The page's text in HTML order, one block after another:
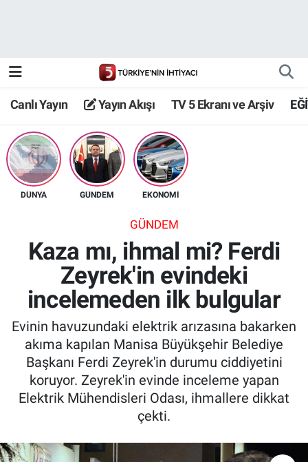
Canlı Yayın Yayın Akışı TV 5 Ekranı ve Arşiv
DÜNYA GÜNDEM EKONOMİ
GÜNDEM
Kaza mı, ihmal mi? Ferdi
Zeyrek'in evindeki
incelemeden ilk bulgular
Evinin havuzundaki elektrik arızasına bakarken
akıma kapılan Manisa Büyükşehir Belediye
Başkanı Ferdi Zeyrek'in durumu ciddiyetini
koruyor. Zeyrek'in evinde inceleme yapan
Elektrik Mühendisleri Odası, ihmallere dikkat
çekti.
TV 5 Ekranı ve Arşiv